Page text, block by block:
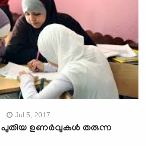
Jul 5, 2017
പുതിയ ഉണര്‍വുകള്‍ തരുന്ന